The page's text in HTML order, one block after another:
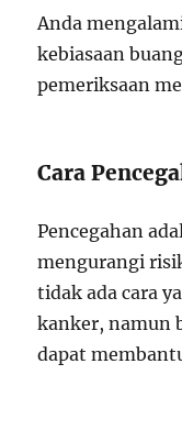
Anda
kebiasaan
pemeriksaan
Cara
Pencegahan
mengurangi
tidak ada cara
kanker, namun
dapat